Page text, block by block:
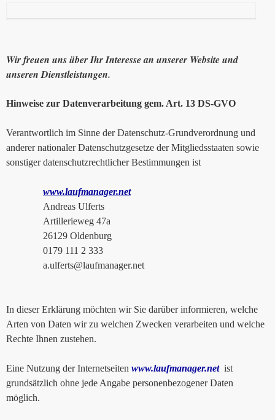
Wir freuen uns über Ihr Interesse an unserer Website und
unseren Dienstleistungen.
Hinweise zur Datenverarbeitung gem. Art. 13 DS-GVO
Verantwortlich im Sinne der Datenschutz-Grundverordnung und
anderer nationaler Datenschutzgesetze der Mitgliedsstaaten sowie
sonstiger datenschutzrechtlicher Bestimmungen ist
www.laufmanager.net
Andreas Ulferts
Artillerieweg 47a
26129 Oldenburg
0179 111 2 333
a.ulferts@laufmanager.net
In dieser Erklärung möchten wir Sie darüber informieren, welche
Arten von Daten wir zu welchen Zwecken verarbeiten und welche
Rechte Ihnen zustehen.
Eine Nutzung der Internetseiten www.laufmanager.netist
grundsätzlich ohne jede Angabe personenbezogener Daten
möglich.